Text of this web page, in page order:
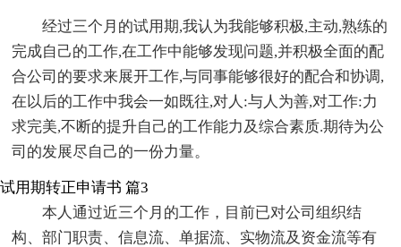
经过三个月的试用期,我认为我能够积极,主动,熟练的
完成自己的工作,在工作中能够发现问题,并积极全面的配
合公司的要求来展开工作,与同事能够很好的配合和协调,
在以后的工作中我会一如既往,对人:与人为善,对工作:力
求完美,不断的提升自己的工作能力及综合素质.期待为公
司的发展尽自己的一份力量。
试用期转正申请书 篇3
本人通过近三个月的工作，目前已对公司组织结
构、部门职责、信息流、单据流、实物流及资金流等有